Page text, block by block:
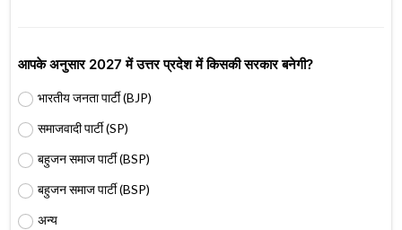
आपके अनुसार 2027 में उत्तर प्रदेश में किसकी सरकार बनेगी?
भारतीय जनता पार्टी (BJP)
समाजवादी पार्टी (SP)
बहुजन समाज पार्टी (BSP)
बहुजन समाज पार्टी (BSP)
अन्य